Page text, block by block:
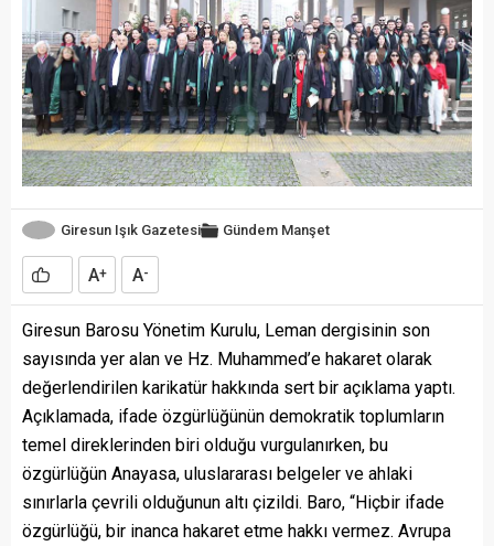
Giresun Işık Gazetesi Gündem Manşet
A+ A-
Giresun Barosu Yönetim Kurulu, Leman dergisinin son
sayısında yer alan ve Hz. Muhammed’e hakaret olarak
değerlendirilen karikatür hakkında sert bir açıklama yaptı.
Açıklamada, ifade özgürlüğünün demokratik toplumların
temel direklerinden biri olduğu vurgulanırken, bu
özgürlüğün Anayasa, uluslararası belgeler ve ahlaki
sınırlarla çevrili olduğunun altı çizildi. Baro, “Hiçbir ifade
özgürlüğü, bir inanca hakaret etme hakkı vermez. Avrupa